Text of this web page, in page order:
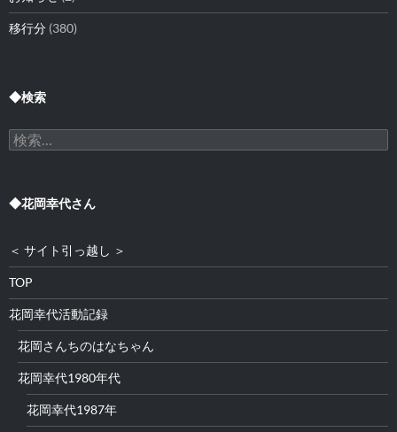
移行分 (380)
◆検索
検
索:
◆花岡幸代さん
＜ サイト引っ越し ＞
TOP
花岡幸代活動記録
花岡さんちのはなちゃん
花岡幸代1980年代
花岡幸代1987年